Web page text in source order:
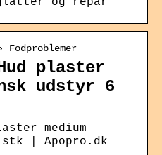
plaster
udstyr 6
medium
| Apopro.dk